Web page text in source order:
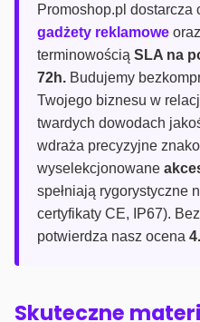
Promoshop.pl dostarcza
gadżety reklamowe
terminowością SLA na
72h. Budujemy
Twojego biznesu w
twardych dowodach
wdraża precyzyjne
wyselekcjonowane
spełniają rygorystyczne
certyfikaty CE, IP67).
potwierdza nasz ocena
Skuteczne